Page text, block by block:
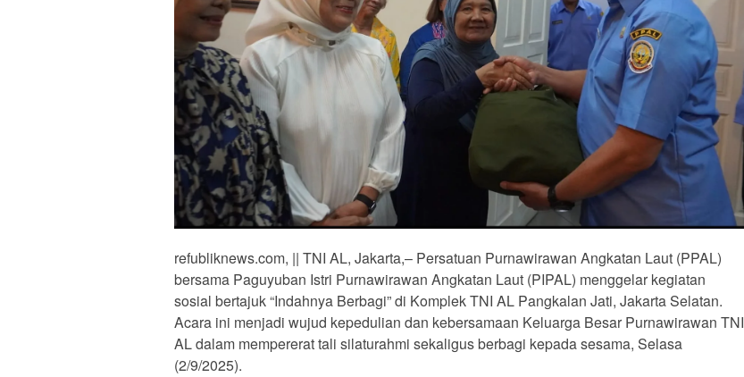
refubliknews.com, || TNI AL, Jakarta,– Persatuan Purnawirawan Angkatan Laut (PPAL)
bersama Paguyuban Istri Purnawirawan Angkatan Laut (PIPAL) menggelar kegiatan
sosial bertajuk “Indahnya Berbagi” di Komplek TNI AL Pangkalan Jati, Jakarta Selatan.
Acara ini menjadi wujud kepedulian dan kebersamaan Keluarga Besar Purnawirawan TNI
AL dalam mempererat tali silaturahmi sekaligus berbagi kepada sesama, Selasa
(2/9/2025).